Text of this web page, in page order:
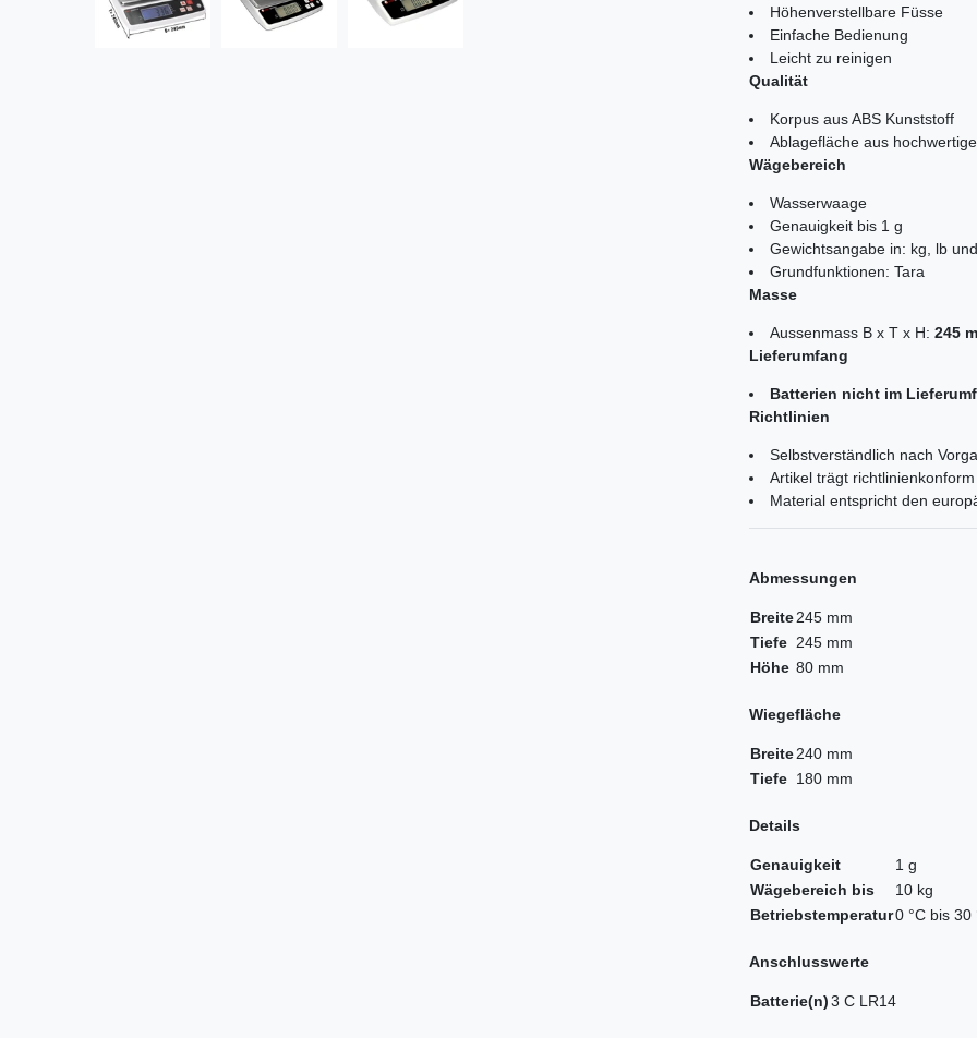
Höhenverstellbare Füsse
Einfache Bedienung
Leicht zu reinigen
Qualität
Korpus aus ABS Kunststoff
Ablagefläche aus
Wägebereich
Wasserwaage
Genauigkeit bis 1 g
Gewichtsangabe in: kg, lb
Grundfunktionen: Tara
Masse
Aussenmass B x T x H: 245
Lieferumfang
Batterien nicht im
Richtlinien
Selbstverständlich nach
Artikel trägt
Material entspricht den
Abmessungen
Breite245 mm
Tiefe 245 mm
Höhe 80 mm
Wiegefläche
Breite240 mm
Tiefe 180 mm
Details
Genauigkeit
1 g
Wägebereich bis
10 kg
Betriebstemperatur0 °C bis 30
Anschlusswerte
Batterie(n)3 C LR14